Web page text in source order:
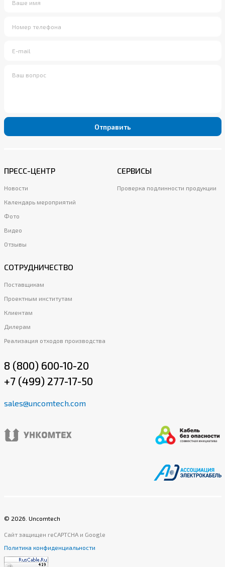
Отправить
ПРЕСС-ЦЕНТР
Новости
Календарь мероприятий
Фото
Видео
Отзывы
СЕРВИСЫ
Проверка подлинности продукции
СОТРУДНИЧЕСТВО
Поставщикам
Проектным институтам
Клиентам
Дилерам
Реализация отходов производства
8 (800) 600-10-20
+7 (499) 277-17-50
sales@uncomtech.com
© 2026 . Uncomtech
Сайт защищен reCAPTCHA и Google
Политика конфиденциальности